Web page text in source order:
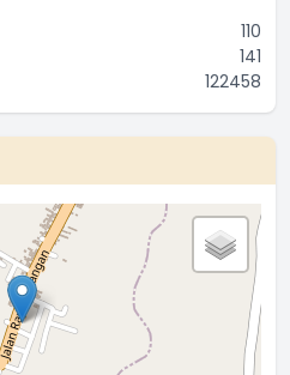
110
141
122458